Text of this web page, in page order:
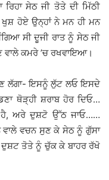
ਸੇਠ ਜੀ ਤੋਤੇ ਦੀ ਮਿੱਠੀ
ਹੋਏ ਉਨ੍ਹਾਂ ਨੇ ਮਨ ਹੀ ਮਨ
ਸੀ ਦੂਜੀ ਰਾਤ ਨੂੰ ਸੇਠ ਜੀ
ਵਾਲੇ ਕਮਰੇ ’ਚ ਰਖਵਾਇਆ।
ਲੱਗਾ- ਇਸਨੂੰ ਲੁੱਟ ਲਓ ਇਸਦੇ
ਥੋੜ੍ਹੀ ਸ਼ਰਾਬ ਹੋਰ ਦਿਓ…
ਹੈ, ਅਰੇ ਦੁਸ਼ਟੋ ਉੱਠ ਜਾਓ……
ਵਚਨ ਸੁਣ ਕੇ ਸੇਠ ਨੂੰ ਗੁੱਸਾ
ਤੋਤੇ ਨੂੰ ਚੁੱਕ ਕੇ ਬਾਹਰ ਰੱਖੋ